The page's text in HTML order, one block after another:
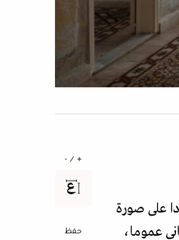
على صورة
عموما،
+ / -
حفظ